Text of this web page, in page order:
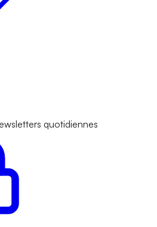
quotidiennes